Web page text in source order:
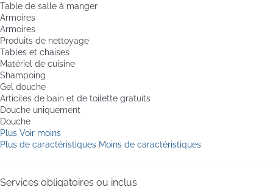
Table de salle à manger
Armoires
Armoires
Produits de nettoyage
Tables et chaises
Matériel de cuisine
Shampoing
Gel douche
Articiles de bain et de toilette gratuits
Douche uniquement
Douche
Plus Voir moins
Plus de caractéristiques Moins de caractéristiques
Services obligatoires ou inclus